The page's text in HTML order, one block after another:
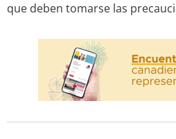
que deben tomarse las